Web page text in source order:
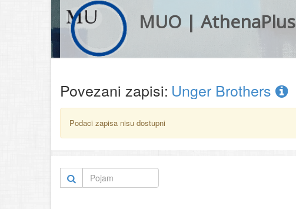
MUO | AthenaPlus
Povezani zapisi: Unger Brothers
Podaci zapisa nisu dostupni